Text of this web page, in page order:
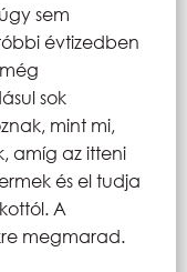
sem
évtizedben
sok
mint mi,
amíg az itteni
és el tudja
A
megmarad.